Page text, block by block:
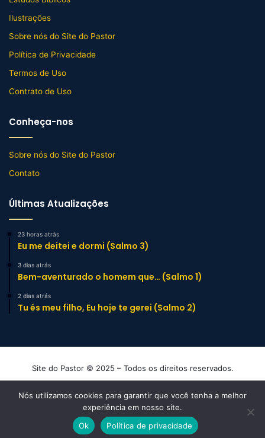
Ilustrações
Sobre nós do Site do Pastor
Política de Privacidade
Termos de Uso
Contrato de Uso
Conheça-nos
Sobre nós do Site do Pastor
Contato
Últimas Atualizações
23 horas atrás
Eu me deitei e dormi (Salmo 3)
3 dias atrás
Bem-aventurado o homem que… (Salmo 1)
2 dias atrás
Tu és meu filho, Eu hoje te gerei (Salmo 2)
Site do Pastor © 2025 – Todos os direitos reservados.
FacebookYouTubeInstagram
TikTokWhatsApp
Nós utilizamos cookies para garantir que você tenha a melhor
experiência em nosso site.
Ok
Política de privacidade